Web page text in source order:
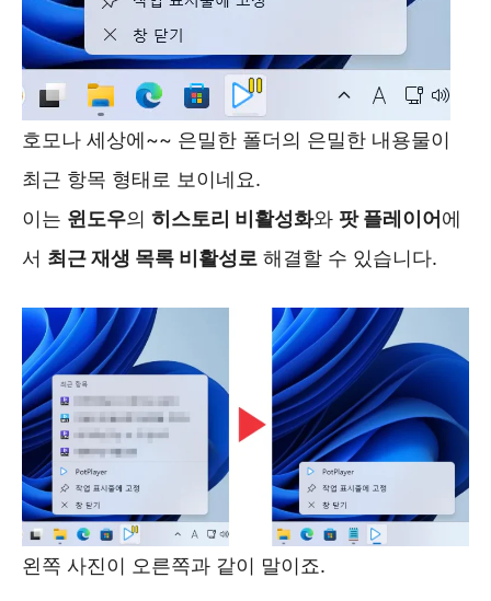
호모나 세상에~~ 은밀한 폴더의 은밀한 내용물이
최근 항목 형태로 보이네요.
이는 윈도우의 히스토리 비활성화와 팟 플레이어 에
서 최근 재생 목록 비활성로 해결할 수 있습니다.
왼쪽 사진이 오른쪽과 같이 말이죠.